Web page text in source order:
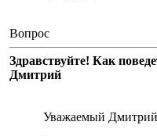
Вопрос
Здравствуйте! Как
Дмитрий
Уважаемый